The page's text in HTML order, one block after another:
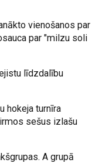
vienošanos par
par "milzu soli
līdzdalību
hokeja turnīra
sešus izlašu
A grupā